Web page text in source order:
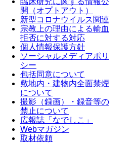
開（オプトアウト）
新型コロナウイルス関連
宗教上の理由による輸血
拒否に対する対応
個人情報保護方針
ソーシャルメディアポリ
シー
包括同意について
敷地内・建物内全面禁煙
について
撮影（録画）・録音等の
禁止について
広報誌「なでしこ」
Webマガジン
取材依頼